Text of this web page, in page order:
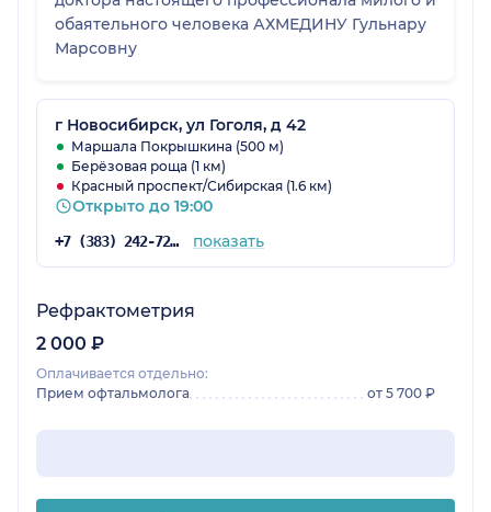
обаятельного человека АХМЕДИНУ Гульнару
Марсовну
г Новосибирск, ул Гоголя, д 42
Маршала Покрышкина (500 м)
Берёзовая роща (1 км)
Красный проспект/Сибирская (1.6 км)
Открыто до 19:00
+7 (383) 242-72-08 показать
Рефрактометрия
2 000 ₽
Оплачивается отдельно:
Прием офтальмолога
от 5 700 ₽